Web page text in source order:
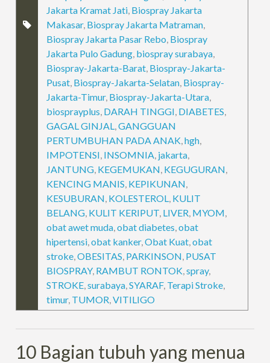
Jakarta Kramat Jati, Biospray Jakarta
Makasar, Biospray Jakarta Matraman,
Biospray Jakarta Pasar Rebo, Biospray
Jakarta Pulo Gadung, biospray surabaya,
Biospray-Jakarta-Barat, Biospray-Jakarta-
Pusat, Biospray-Jakarta-Selatan, Biospray-
Jakarta-Timur, Biospray-Jakarta-Utara,
biosprayplus, DARAH TINGGI, DIABETES,
GAGAL GINJAL,GANGGUAN
PERTUMBUHAN PADA ANAK,hgh,
IMPOTENSI, INSOMNIA, jakarta,
JANTUNG, KEGEMUKAN, KEGUGURAN,
KENCING MANIS, KEPIKUNAN,
KESUBURAN, KOLESTEROL, KULIT
BELANG, KULIT KERIPUT, LIVER, MYOM,
obat awet muda,obat diabetes,obat
hipertensi,obat kanker,Obat Kuat,obat
stroke,OBESITAS, PARKINSON, PUSAT
BIOSPRAY, RAMBUT RONTOK,spray,
STROKE,surabaya,SYARAF, Terapi Stroke,
timur, TUMOR,VITILIGO
10 Bagian tubuh yang menua